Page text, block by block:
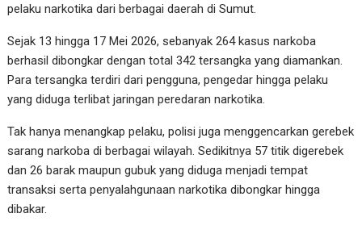
pelaku narkotika dari berbagai daerah di Sumut.
Sejak 13 hingga 17 Mei 2026, sebanyak 264 kasus narkoba
berhasil dibongkar dengan total 342 tersangka yang diamankan.
Para tersangka terdiri dari pengguna, pengedar hingga pelaku
yang diduga terlibat jaringan peredaran narkotika.
Tak hanya menangkap pelaku, polisi juga menggencarkan gerebek
sarang narkoba di berbagai wilayah. Sedikitnya 57 titik digerebek
dan 26 barak maupun gubuk yang diduga menjadi tempat
transaksi serta penyalahgunaan narkotika dibongkar hingga
dibakar.